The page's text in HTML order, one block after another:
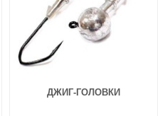
4,0″ (10см) Z01
Длина приманки:100 мм
ДЖИГ-ГОЛОВКИ